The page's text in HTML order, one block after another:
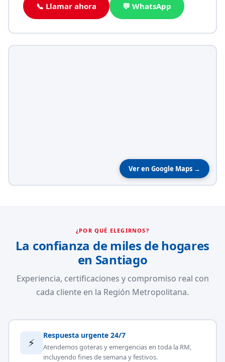
📞 Llamar ahora 💬 WhatsApp
Ver en Google Maps →
¿POR QUÉ ELEGIRNOS?
La confianza de miles de hogares
en Santiago
Experiencia, certificaciones y compromiso real con
cada cliente en la Región Metropolitana.
⚡
Respuesta urgente 24/7
Atendemos goteras y emergencias en toda la RM,
incluyendo fines de semana y festivos.